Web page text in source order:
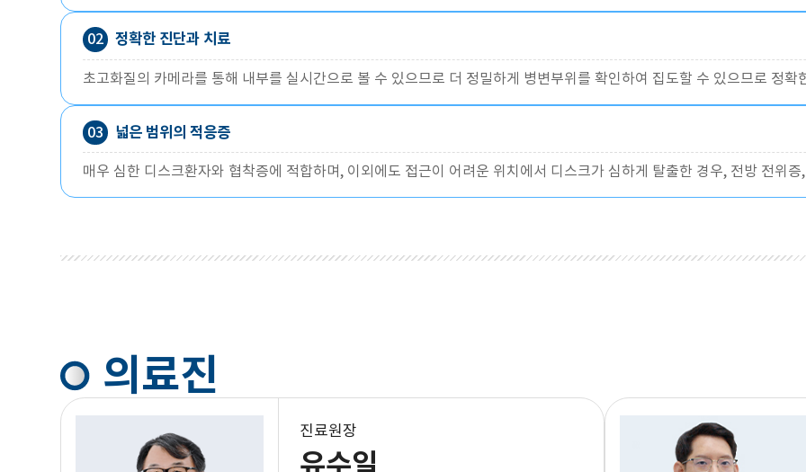
02 정확한 진단과 치료
초고화질의 카메라를 통해 내부를 실시간으로 볼 수 있으므로 더 정밀하게 병변부위를 확인하여 집도할 수 있으므로 정확
03 넓은 범위의 적응증
매우 심한 디스크환자와 협착증에 적합하며, 이외에도 접근이 어려운 위치에서 디스크가 심하게 탈출한 경우, 전방 전위
의료진
진료원장